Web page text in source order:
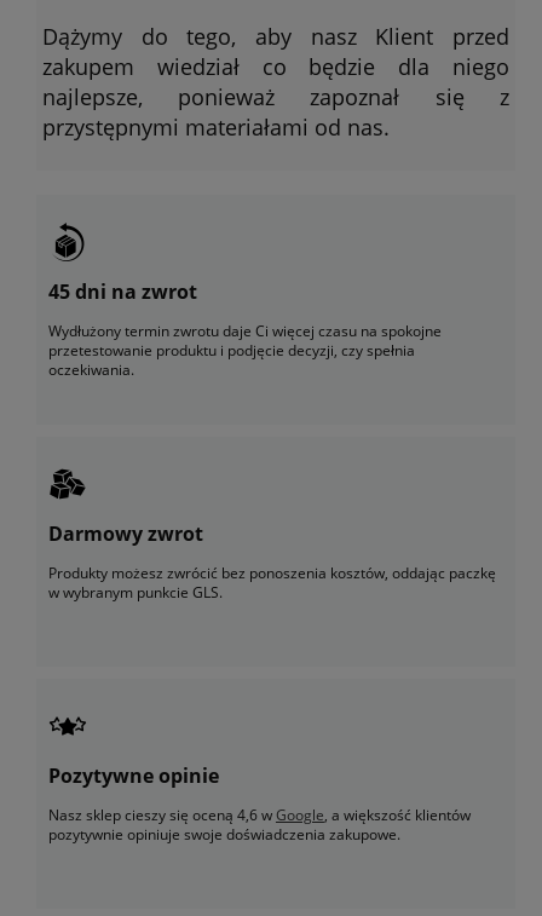
Dążymy do tego, aby nasz Klient przed
zakupem wiedział co będzie dla niego
najlepsze, ponieważ zapoznał się z
przystępnymi materiałami od nas.
45 dni na zwrot
Wydłużony termin zwrotu daje Ci więcej czasu na spokojne
przetestowanie produktu i podjęcie decyzji, czy spełnia
oczekiwania.
Darmowy zwrot
Produkty możesz zwrócić bez ponoszenia kosztów, oddając paczkę
w wybranym punkcie GLS.
Pozytywne opinie
Nasz sklep cieszy się oceną 4,6 wGoogle, a większość klientów
pozytywnie opiniuje swoje doświadczenia zakupowe.